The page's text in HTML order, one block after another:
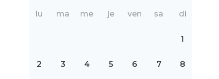
lu ma me je ven sa di
1
2 3 4 5 6 7 8